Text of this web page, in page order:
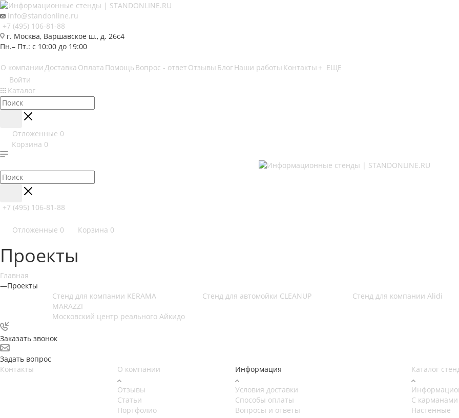
info@standonline.ru
+7 (495) 106-81-88
г. Москва, Варшавское ш., д. 26с4
Пн.– Пт.: с 10:00 до 19:00
О компании Доставка Оплата ПомощьВопрос - ответ Отзывы БлогНаши работы Контакты + ЕЩЕ
Войти
Каталог
Отложенные 0
Корзина 0
+7 (495) 106-81-88
Отложенные 0 Корзина 0
Проекты
Главная
—Проекты
Стенд для компании KERAMA
MARAZZI
Стенд для автомойки CLEANUP Стенд для компании Alidi
Московский центр реального Айкидо
Заказать звонок
Задать вопрос
Контакты
О компании
Отзывы
Статьи
Портфолио
Информация
Условия доставки
Способы оплаты
Вопросы и ответы
Каталог
С карманами
Настенные